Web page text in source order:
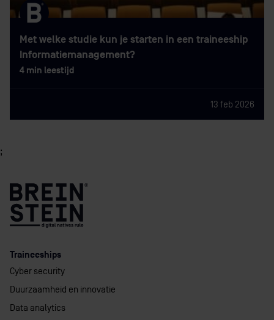
Met welke studie kun je starten in een traineeship
Informatiemanagement?
4 min leestijd
13 feb 2026
;
Traineeships
Cyber security
Duurzaamheid en innovatie
Data analytics